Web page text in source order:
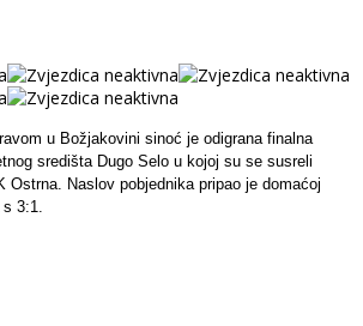
u Božjakovini sinoć je odigrana finalna
središta Dugo Selo u kojoj su se susreli
Ostrna. Naslov pobjednika pripao je domaćoj
3:1.